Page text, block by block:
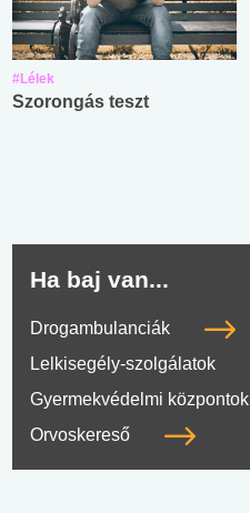
#Lélek
Szorongás teszt
Ha baj van...
Drogambulanciák
Lelkisegély-szolgálatok
Gyermekvédelmi központok
Orvoskereső